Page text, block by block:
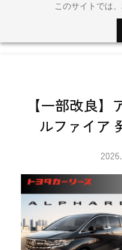
このサイトでは
main
【一部改良
ルファイア